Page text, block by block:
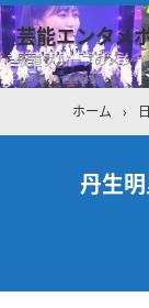
芸能エンタメ
坂道グループのメン
ホーム ›
丹生